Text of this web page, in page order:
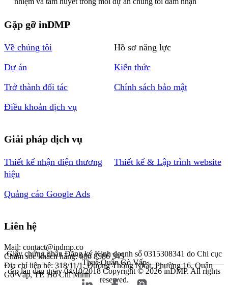
Gặp gỡ inDMP
Về chúng tôi
Hồ sơ năng lực
Dự án
Kiến thức
Trở thành đối tác
Chính sách bảo mật
Điều khoản dịch vụ
Giải pháp dịch vụ
Thiết kế nhận diện thương
hiệu
Thiết kế & Lập trình website
Quảng cáo Google Ads
Liên hệ
Mail: contact@indmp.co
Chăm sóc khách hàng: 086 8586 345
Địa chỉ liên hệ: 318/11/1, Đường Thống Nhất, Phường 16, Quận
Gò Vấp, TP. Hồ Chí Minh
Giấy chứng nhận Đăng ký Kinh doanh số 0315308341 do Chi cục
Thuế Quận Gò Vấp
cấp lần đầu ngày 04/10/2018Copyright © 2026 inDMP. All rights
reserved.